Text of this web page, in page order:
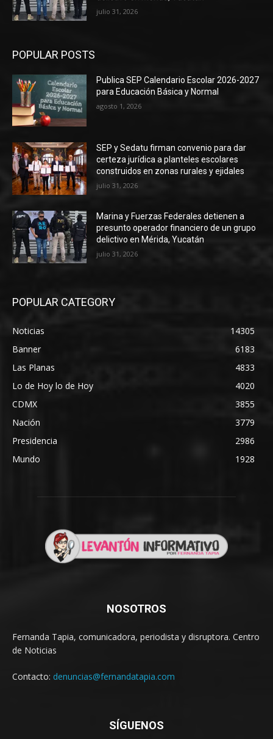
julio 31, 2026
POPULAR POSTS
Publica SEP Calendario Escolar 2026-2027
para Educación Básica y Normal
agosto 1, 2026
SEP y Sedatu firman convenio para dar
certeza jurídica a planteles escolares
construidos en zonas rurales y ejidales
julio 31, 2026
Marina y Fuerzas Federales detienen a
presunto operador financiero de un grupo
delictivo en Mérida, Yucatán
julio 31, 2026
POPULAR CATEGORY
Noticias
14305
Banner
6183
Las Planas
4833
Lo de Hoy lo de Hoy
4020
CDMX
3855
Nación
3779
Presidencia
2986
Mundo
1928
NOSOTROS
Fernanda Tapia, comunicadora, periodista y disruptora. Centro
de Noticias
Contacto: denuncias@fernandatapia.com
SÍGUENOS